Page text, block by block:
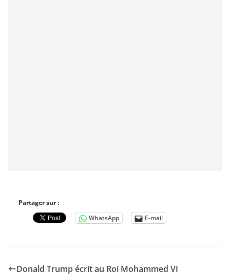
Partager sur :
WhatsApp
E-mail
Donald Trump écrit au Roi Mohammed VI